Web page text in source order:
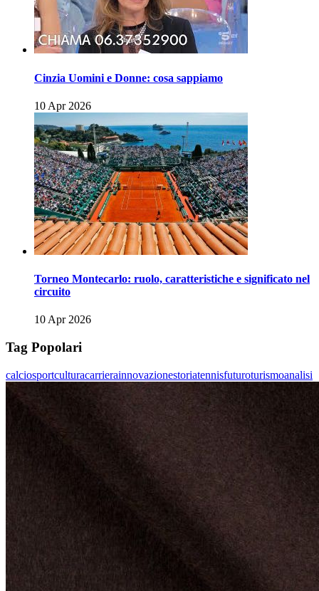
Cinzia Uomini e Donne: cosa sappiamo
10 Apr 2026
Torneo Montecarlo: ruolo, caratteristiche e significato nel
circuito
10 Apr 2026
Tag Popolari
calciosportculturacarrierainnovazionestoriatennisfuturoturismoanalisi